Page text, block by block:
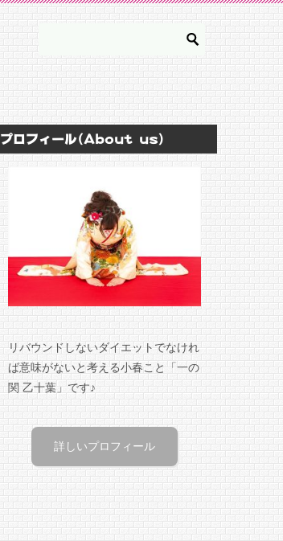
プロフィール(About us)
リバウンドしないダイエットでなけれ
ば意味がないと考える小春こと「一の
関 乙十葉」です♪
詳しいプロフィール